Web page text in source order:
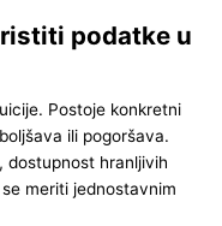
podatke u
Postoje konkretni
ili pogoršava.
dostupnost hranljivih
meriti jednostavnim